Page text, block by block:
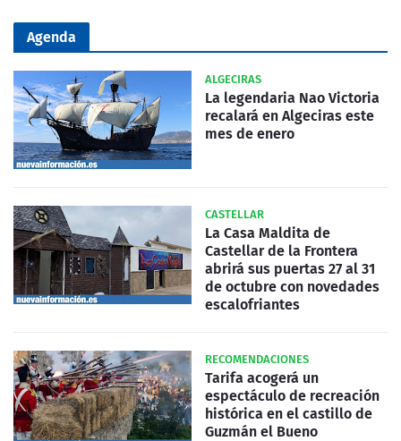
Agenda
ALGECIRAS
La legendaria Nao Victoria
recalará en Algeciras este
mes de enero
CASTELLAR
La Casa Maldita de
Castellar de la Frontera
abrirá sus puertas 27 al 31
de octubre con novedades
escalofriantes
RECOMENDACIONES
Tarifa acogerá un
espectáculo de recreación
histórica en el castillo de
Guzmán el Bueno